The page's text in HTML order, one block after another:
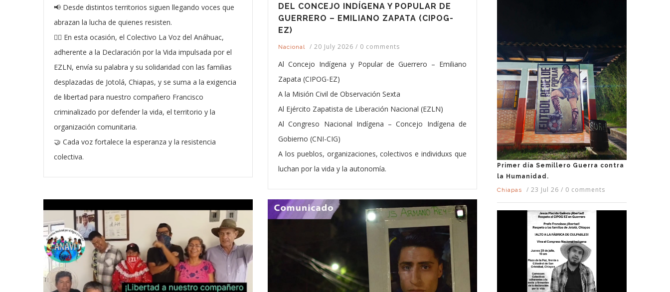
📢 Desde distintos territorios siguen llegando voces que
abrazan la lucha de quienes resisten.
❤️‍🔥 En esta ocasión, el Colectivo La Voz del Anáhuac,
adherente a la Declaración por la Vida impulsada por el
EZLN, envía su palabra y su solidaridad con las familias
desplazadas de Jotolá, Chiapas, y se suma a la exigencia
de libertad para nuestro compañero Francisco
criminalizado por defender la vida, el territorio y la
organización comunitaria.
🤝 Cada voz fortalece la esperanza y la resistencia
colectiva.
DEL CONCEJO INDÍGENA Y POPULAR DE
GUERRERO – EMILIANO ZAPATA (CIPOG-
EZ)
Nacional / 20 July 2026 / 0 comments
Al Concejo Indígena y Popular de Guerrero – Emiliano
Zapata (CIPOG-EZ)
A la Misión Civil de Observación Sexta
Al Ejército Zapatista de Liberación Nacional (EZLN)
Al Congreso Nacional Indígena – Concejo Indígena de
Gobierno (CNI-CIG)
A los pueblos, organizaciones, colectivos e individuxs que
luchan por la vida y la autonomía.
Primer día Semillero Guerra contra
la Humanidad.
Chiapas
/ 23 Jul 26 / 0 comments